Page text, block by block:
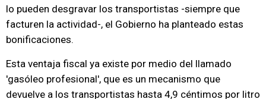
lo pueden desgravar los transportistas -siempre que
facturen la actividad-, el Gobierno ha planteado estas
bonificaciones.
Esta ventaja fiscal ya existe por medio del llamado
'gasóleo profesional', que es un mecanismo que
devuelve a los transportistas hasta 4,9 céntimos por litro